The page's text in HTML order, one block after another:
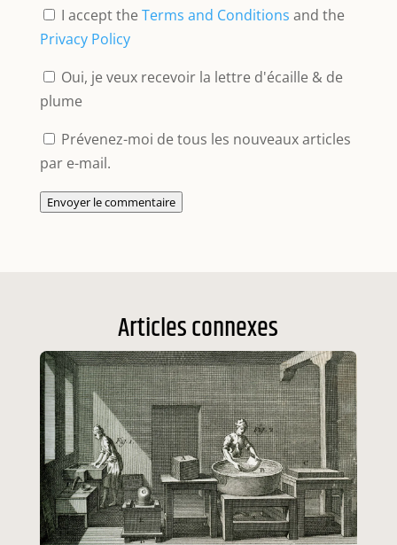
I accept theTerms and Conditions and the
Privacy Policy
Oui, je veux recevoir la lettre d'écaille & de
plume
Prévenez-moi de tous les nouveaux articles
par e-mail.
Envoyer le commentaire
Articles connexes